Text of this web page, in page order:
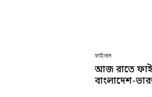
ফাইনাল
আজ রাতে
বাংলাদেশ-